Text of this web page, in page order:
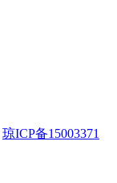
琼ICP备15003371